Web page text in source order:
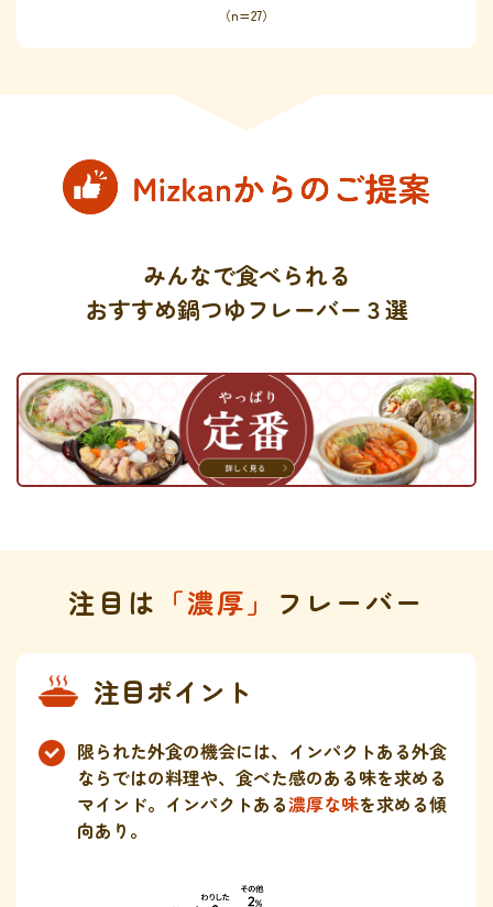
（n=27）
みんなで食べられる
おすすめ鍋つゆフレーバー３選
注目は 「濃厚」 フレーバー
注目ポイント
限られた外食の機会には、インパクトある外食
ならではの料理や、食べた感のある味を求める
マインド。インパクトある濃厚な味を求める傾
向あり。